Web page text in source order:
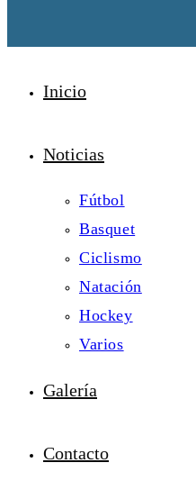
Inicio
Noticias
Fútbol
Basquet
Ciclismo
Natación
Hockey
Varios
Galería
Contacto